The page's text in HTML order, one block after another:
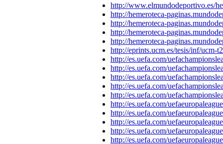
http://www.elmundodeportivo.es/
http://hemeroteca-
http://hemeroteca-
http://hemeroteca-
http://hemeroteca-
http://eprints.ucm.es/tesis/inf/
http://es.uefa.com/
http://es.uefa.com/
http://es.uefa.com/
http://es.uefa.com/
http://es.uefa.com/
http://es.uefa.com/
http://es.uefa.com/
http://es.uefa.com/
http://es.uefa.com/
http://es.uefa.com/